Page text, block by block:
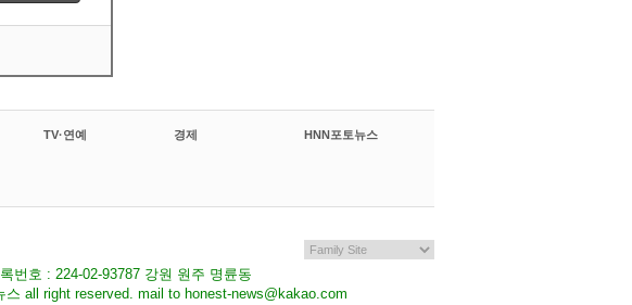
TV·연예 경제 HNN포토뉴스
번호 : 224-02-93787 강원 원주 명륜동
all right reserved. mail to honest-news@kakao.com